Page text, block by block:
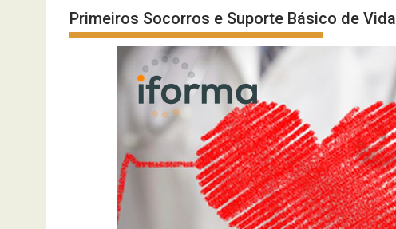
Primeiros Socorros e Suporte Básico de Vida